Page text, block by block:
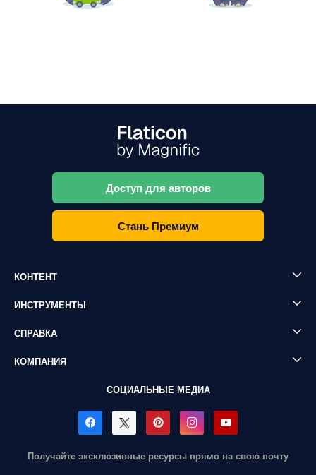
Доступ для авторов
Стань Премиум
КОНТЕНТ
ИНСТРУМЕНТЫ
СПРАВКА
КОМПАНИЯ
СОЦИАЛЬНЫЕ МЕДИА
Получайте эксклюзивные ресурсы прямо на свою почту